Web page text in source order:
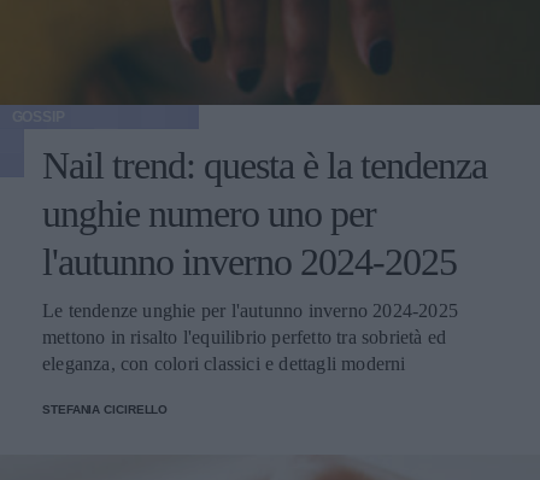
Nail trend: questa è la tendenza
unghie numero uno per
l'autunno inverno 2024-2025
Le tendenze unghie per l'autunno inverno 2024-2025
mettono in risalto l'equilibrio perfetto tra sobrietà ed
eleganza, con colori classici e dettagli moderni
STEFANIA CICIRELLO